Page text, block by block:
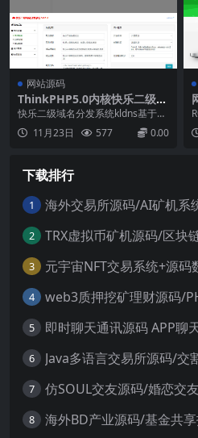
网站源码
ThinkPHP5.0内核快乐二级域
名分发系统源码
快乐二级域名分发系统kldns基于Th
inkPHP5.0框架完成开发，支持的域
名解析平台有dnspod、cloudxns、
面简单、舒适，操作简单。...
11月23日 577 0.00
下载排行
1
2
3
4 web3质押挖矿理财源码/
5
6
7
8 海外BD产业源码/基金共